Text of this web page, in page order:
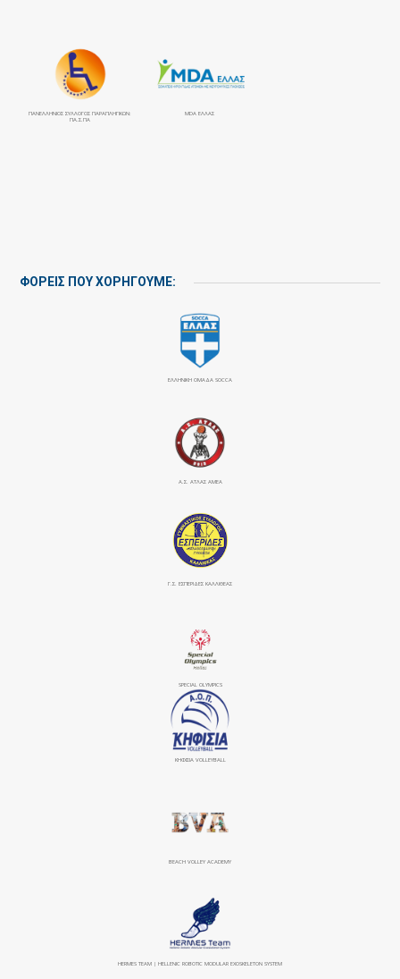
ΠΑΝΕΛΛΉΝΙΟΣ ΣΎΛΛΟΓΟΣ ΠΑΡΑΠΛΗΓΙΚΏΝ:
ΠΑ.Σ.ΠΑ
MDA ΕΛΛΑΣ
ΦΟΡΕΙΣ ΠΟΥ ΧΟΡΗΓΟΥΜΕ:
ΕΛΛΗΝΙΚΗ ΟΜΑΔΑ SOCCA
Α.Σ. ΑΤΛΑΣ ΑΜΕΑ
Γ.Σ. ΕΣΠΕΡΙΔΕΣ ΚΑΛΛΙΘΕΑΣ
SPECIAL OLYMPICS
ΚΗΦΙΣΙΆ VOLLEYBALL
BEACH VOLLEY ACADEMY
HERMES TEAM | HELLENIC ROBOTIC MODULAR EXOSKELETON SYSTEM